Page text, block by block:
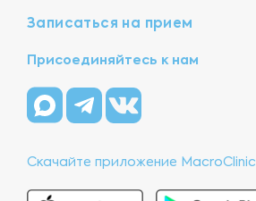
Записаться на прием
Присоединяйтесь к нам
Скачайте приложение MacroClinic